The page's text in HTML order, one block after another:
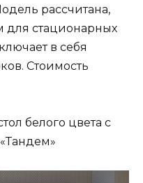
рассчитана,
для стационарных
в себя
Стоимость
белого цвета с